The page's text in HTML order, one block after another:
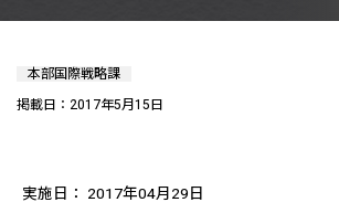
本部国際戦略課
掲載日：2017年5月15日
実施日： 2017年04月29日